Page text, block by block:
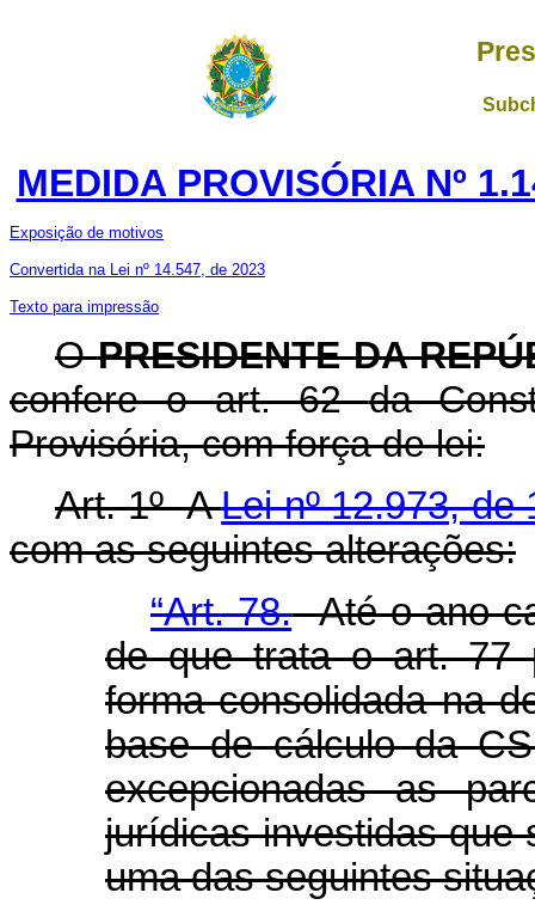
MEDIDA PROVISÓRIA Nº
Exposição de motivos
Convertida na Lei nº 14.547, de 2023
Texto para impressão
OPRESIDENTE DA
confere o art. 62da
Provisória, com força de lei:
Art. 1º ALei nº 12.973, de
com as seguintes alterações:
“Art. 78.Até o ano-
de que trata o art. 77
forma consolidada na
base de cálculo da
excepcionadas as
jurídicas investidas que
uma das seguintes